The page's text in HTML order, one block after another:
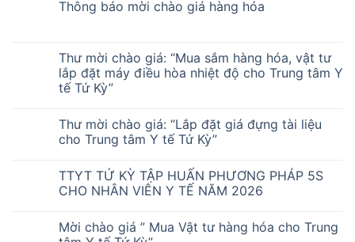
Thông báo mời chào giá hàng hóa
Thư mời chào giá: “Mua sắm hàng hóa, vật tư
lắp đặt máy điều hòa nhiệt độ cho Trung tâm Y
tế Tứ Kỳ”
Thư mời chào giá: “Lắp đặt giá đựng tài liệu
cho Trung tâm Y tế Tứ Kỳ”
TTYT TỨ KỲ TẬP HUẤN PHƯƠNG PHÁP 5S
CHO NHÂN VIÊN Y TẾ NĂM 2026
Mời chào giá ” Mua Vật tư hàng hóa cho Trung